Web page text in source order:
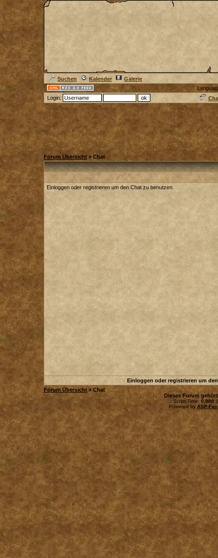
Suchen Kalender
Galerie
Login:
Forum Übersicht » Chat
Einloggen oder registrieren um den Chat zu benutzen.
Einloggen oder registrieren um
Forum Übersicht » Chat
Dieses Forum
.: Script-Time:0,000
Powered by ASP-